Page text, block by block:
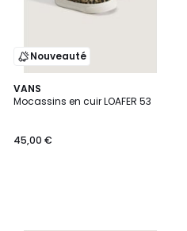
Nouveauté
VANS
Mocassins en cuir LOAFER 53
45,00 €